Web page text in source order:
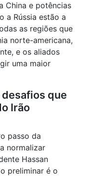
China e potências
a Rússia estão a
as regiões que
norte-americana,
e os aliados
uma maior
que
Irão
passo da
normalizar
Hassan
preliminar é o